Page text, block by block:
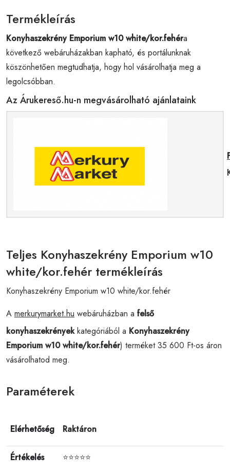
Termékleírás
Konyhaszekrény Emporium w10 white/kor.fehéra
következő webáruházakban kapható, és portálunknak
köszönhetően megtudhatja, hogy hol vásárolhatja meg a
legolcsóbban.
Az Árukereső.hu-n megvásárolható ajánlataink
Teljes Konyhaszekrény Emporium w10
white/kor.fehér termékleírás
Konyhaszekrény Emporium w10 white/kor.fehér
A merkurymarket.hu webáruházban a felső
konyhaszekrényekkategóriából a Konyhaszekrény
Emporium w10 white/kor.fehér) terméket 35 600 Ft-os áron
vásárolhatod meg.
Paraméterek
Elérhetőség Raktáron
Értékelés ⭐⭐⭐⭐⭐